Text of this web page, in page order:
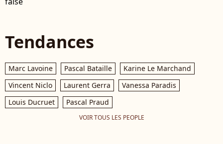
Tendances
Marc Lavoine Pascal Bataille
Karine Le Marchand
Vincent Niclo
Laurent Gerra
Vanessa Paradis
Louis Ducruet
Pascal Praud
VOIR TOUS LES PEOPLE